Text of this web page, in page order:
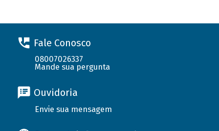
Fale Conosco
08007026337
Mande sua pergunta
Ouvidoria
Envie sua mensagem